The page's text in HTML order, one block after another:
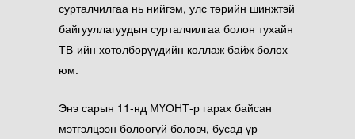
сурталчилгаа нь нийгэм, улс төрийн шинжтэй
байгууллагуудын сурталчилгаа болон тухайн
ТВ-ийн хөтөлбөрүүдийн коллаж байж болох
юм.
Энэ сарын 11-нд МҮОНТ-р гарах байсан
мэтгэлцээн болоогүй боловч, бусад үр